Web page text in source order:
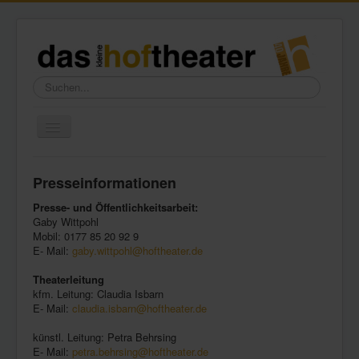
Suchen...
Freundeskreis
Galerie
Presse
Kontakt
Presseinformationen
Presse- und Öffentlichkeitsarbeit:
Gaby Wittpohl
Mobil: 0177 85 20 92 9
E- Mail: gaby.wittpohl@hoftheater.de
Theaterleitung
kfm. Leitung: Claudia Isbarn
E- Mail: claudia.isbarn@hoftheater.de
künstl. Leitung: Petra Behrsing
E- Mail: petra.behrsing@hoftheater.de